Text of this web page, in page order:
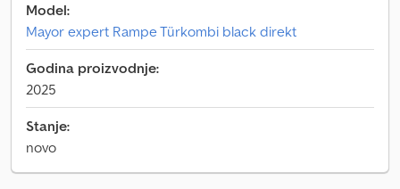
Model:
Mayor expert Rampe Türkombi black direkt
Godina proizvodnje:
2025
Stanje:
novo